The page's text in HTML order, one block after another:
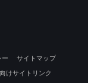
ー
サイトマップ
けサイトリンク